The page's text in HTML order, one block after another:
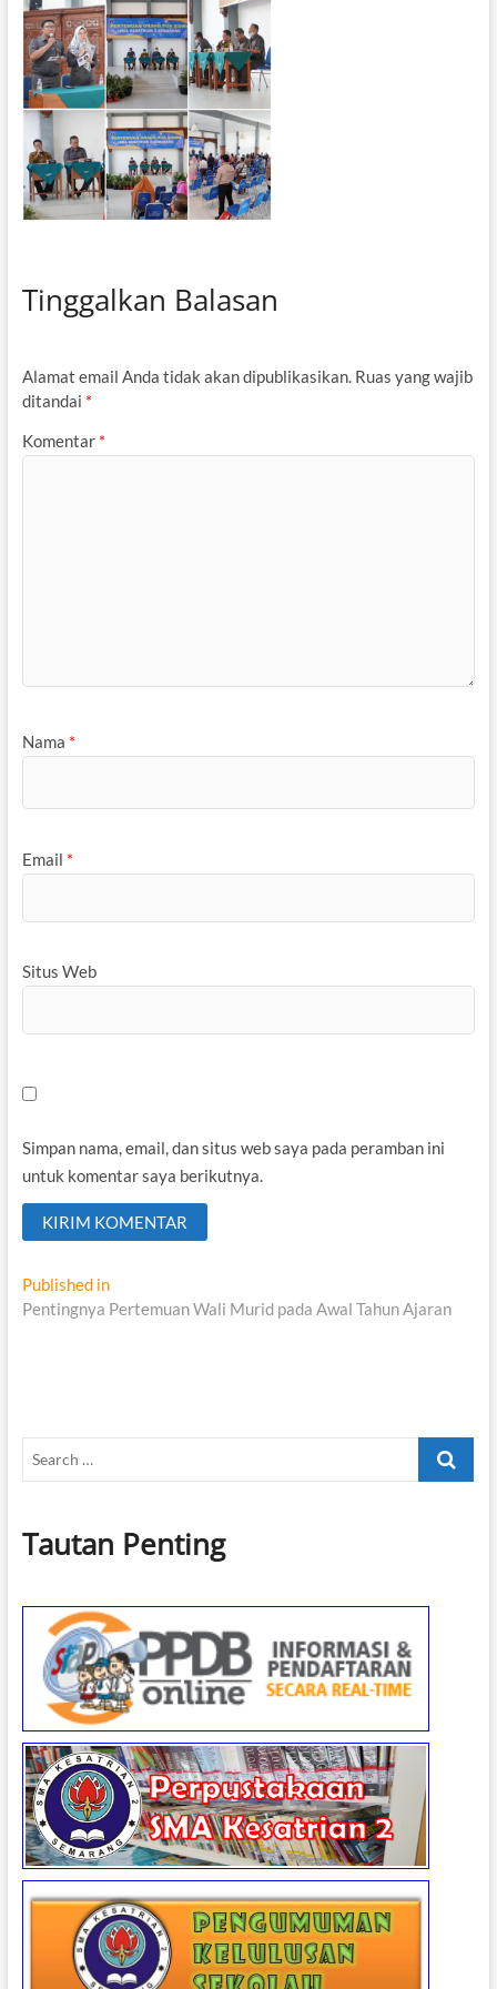
Tinggalkan Balasan
Alamat email Anda tidak akan dipublikasikan. Ruas yang wajib
ditandai *
Komentar *
Nama *
Email *
Situs Web
Simpan nama, email, dan situs web saya pada peramban ini
untuk komentar saya berikutnya.
Navigasi
pos
Published in
Pentingnya Pertemuan Wali Murid pada Awal Tahun Ajaran
Search
Tautan Penting